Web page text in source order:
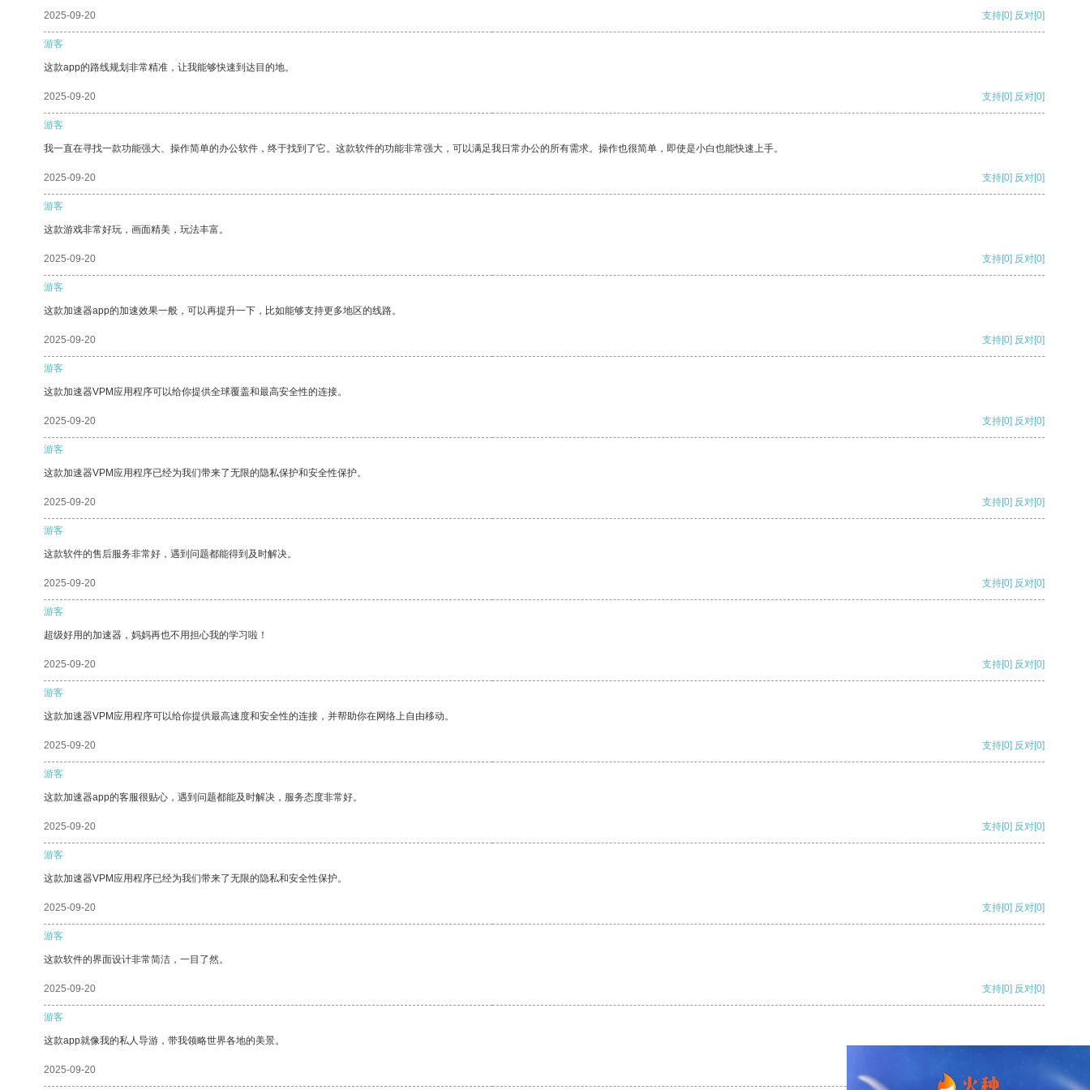
2025-09-20 支持[0] 反对[0]
游客
这款app的路线规划非常精准，让我能够快速到达目的地。
2025-09-20 支持[0] 反对[0]
游客
我一直在寻找一款功能强大、操作简单的办公软件，终于找到了它。这款软件的功能非常强大，可以满足我日常办公的所有需求。操作也很简单，即使是小白也能快速上手。
2025-09-20 支持[0] 反对[0]
游客
这款游戏非常好玩，画面精美，玩法丰富。
2025-09-20 支持[0] 反对[0]
游客
这款加速器app的加速效果一般，可以再提升一下，比如能够支持更多地区的线路。
2025-09-20 支持[0] 反对[0]
游客
这款加速器VPM应用程序可以给你提供全球覆盖和最高安全性的连接。
2025-09-20 支持[0] 反对[0]
游客
这款加速器VPM应用程序已经为我们带来了无限的隐私保护和安全性保护。
2025-09-20 支持[0] 反对[0]
游客
这款软件的售后服务非常好，遇到问题都能得到及时解决。
2025-09-20 支持[0] 反对[0]
游客
超级好用的加速器，妈妈再也不用担心我的学习啦！
2025-09-20 支持[0] 反对[0]
游客
这款加速器VPM应用程序可以给你提供最高速度和安全性的连接，并帮助你在网络上自由移动。
2025-09-20 支持[0] 反对[0]
游客
这款加速器app的客服很贴心，遇到问题都能及时解决，服务态度非常好。
2025-09-20 支持[0] 反对[0]
游客
这款加速器VPM应用程序已经为我们带来了无限的隐私和安全性保护。
2025-09-20 支持[0] 反对[0]
游客
这款软件的界面设计非常简洁，一目了然。
2025-09-20 支持[0] 反对[0]
游客
这款app就像我的私人导游，带我领略世界各地的美景。
2025-09-20